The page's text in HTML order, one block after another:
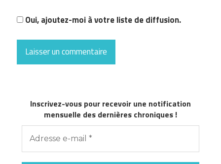
Oui, ajoutez-moi à votre liste de diffusion.
Inscrivez-vous pour recevoir une notification
mensuelle des dernières chroniques !